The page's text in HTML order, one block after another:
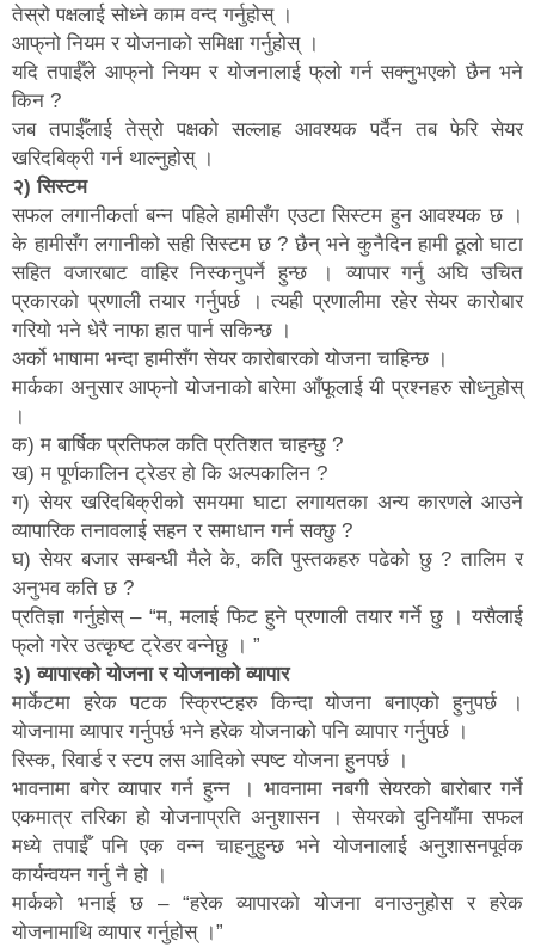
तेस्रो पक्षलाई सोध्ने काम वन्द गर्नुहोस् ।
आफ्‌नो नियम र योजनाको समिक्षा गर्नुहोस् ।
यदि तपाईँले आफ्‌नो नियम र योजनालाई फ्‌लो गर्न सक्नुभएको छैन भने
किन ?
जब तपाईँलाई तेस्रो पक्षको सल्लाह आवश्यक पर्दैन तब फेरि सेयर
खरिदबिक्री गर्न थाल्नुहोस् ।
२) सिस्टम
सफल लगानीकर्ता बन्न पहिले हामीसँग एउटा सिस्टम हुन आवश्यक छ ।
के हामीसँग लगानीको सही सिस्टम छ ? छैन् भने कुनैदिन हामी ठूलो घाटा
सहित वजारबाट वाहिर निस्कनुपर्ने हुन्छ । व्यापार गर्नु अघि उचित
प्रकारको प्रणाली तयार गर्नुपर्छ । त्यही प्रणालीमा रहेर सेयर कारोबार
गरियो भने धेरै नाफा हात पार्न सकिन्छ ।
अर्को भाषामा भन्दा हामीसँग सेयर कारोबारको योजना चाहिन्छ ।
मार्कका अनुसार आफ्‌नो योजनाको बारेमा आँफूलाई यी प्रश्नहरु सोध्नुहोस्
।
क) म बार्षिक प्रतिफल कति प्रतिशत चाहन्छु ?
ख) म पूर्णकालिन ट्रेडर हो कि अल्पकालिन ?
ग) सेयर खरिदबिक्रीको समयमा घाटा लगायतका अन्य कारणले आउने
व्यापारिक तनावलाई सहन र समाधान गर्न सक्छु ?
घ) सेयर बजार सम्बन्धी मैले के, कति पुस्तकहरु पढेको छु ? तालिम र
अनुभव कति छ ?
प्रतिज्ञा गर्नुहोस् – “म, मलाई फिट हुने प्रणाली तयार गर्ने छु । यसैलाई
फ्‌लो गरेर उत्कृष्ट ट्रेडर वन्नेछु । ”
३) व्यापारको योजना र योजनाको व्यापार
मार्केटमा हरेक पटक स्क्रिप्टहरु किन्दा योजना बनाएको हुनुपर्छ ।
योजनामा व्यापार गर्नुपर्छ भने हरेक योजनाको पनि व्यापार गर्नुपर्छ ।
रिस्क, रिवार्ड र स्टप लस आदिको स्पष्ट योजना हुनपर्छ ।
भावनामा बगेर व्यापार गर्न हुन्न । भावनामा नबगी सेयरको बारोबार गर्ने
एकमात्र तरिका हो योजनाप्रति अनुशासन । सेयरको दुनियाँमा सफल
मध्ये तपाईँ पनि एक वन्न चाहनुहुन्छ भने योजनालाई अनुशासनपूर्वक
कार्यन्वयन गर्नु नै हो ।
मार्कको भनाई छ – “हरेक व्यापारको योजना वनाउनुहोस र हरेक
योजनामाथि व्यापार गर्नुहोस् ।”